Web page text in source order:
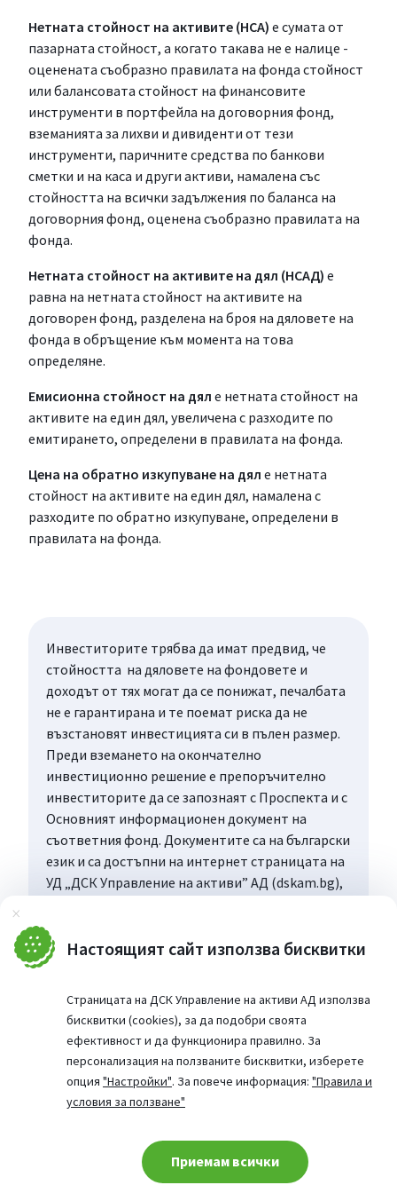
Затвори
Настоящият сайт използва бисквитки
Страницата на ДСК Управление на активи АД използва
бисквитки (cookies), за да подобри своята
ефективност и да функционира правилно. За
персонализация на ползваните бисквитки, изберете
опция "Настройки". За повече информация: "Правила и
условия за ползване"
Приемам всички
Нетната стойност на активите (НСА) е сумата от
пазарната стойност, а когато такава не е налице -
оценената съобразно правилата на фонда стойност
или балансовата стойност на финансовите
инструменти в портфейла на договорния фонд,
вземанията за лихви и дивиденти от тези
инструменти, паричните средства по банкови
сметки и на каса и други активи, намалена със
стойността на всички задължения по баланса на
договорния фонд, оценена съобразно правилата на
фонда.
Нетната стойност на активите на дял (НСАД)е
равна на нетната стойност на активите на
договорен фонд, разделена на броя на дяловете на
фонда в обръщение към момента на това
определяне.
Емисионна стойност на дяле нетната стойност на
активите на един дял, увеличена с разходите по
емитирането, определени в правилата на фонда.
Цена на обратно изкупуване на дял е нетната
стойност на активите на един дял, намалена с
разходите по обратно изкупуване, определени в
правилата на фонда.
Инвеститорите трябва да имат предвид, че
стойността на дяловете на фондовете и
доходът от тях могат да се понижат, печалбата
не е гарантирана и те поемат риска да не
възстановят инвестицията си в пълен размер.
Преди вземането на окончателно
инвестиционно решение е препоръчително
инвеститорите да се запознаят с Проспекта и с
Основният информационен документ на
съответния фонд. Документите са на български
език и са достъпни на интернет страницата на
УД „ДСК Управление на активи” АД (dskam.bg),
Управляващото дружество или в офисите на
„Банка ДСК”, определени за точка на
работното им време.
© 2026 Сайт от:
Cookie consent change